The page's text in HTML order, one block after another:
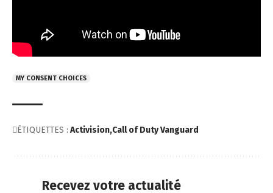
MY CONSENT CHOICES
ÉTIQUETTES : Activision Call of Duty Vanguard
Recevez votre actualité